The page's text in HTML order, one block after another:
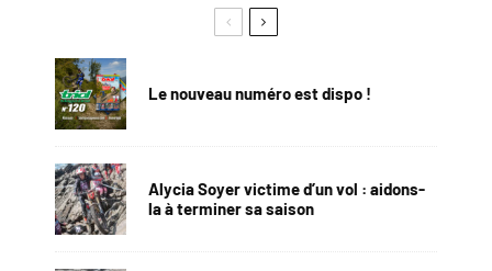
Le nouveau numéro est dispo !
Alycia Soyer victime d’un vol : aidons-
la à terminer sa saison